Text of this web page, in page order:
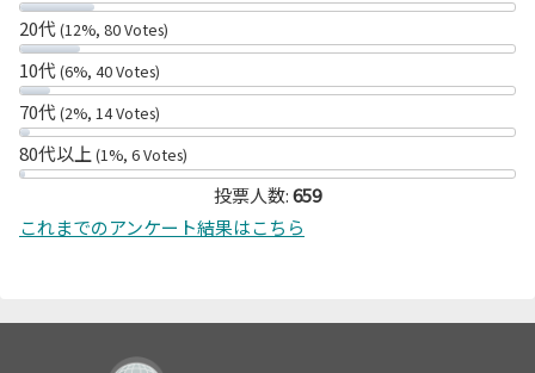
20代(12%, 80 Votes)
10代(6%, 40 Votes)
70代(2%, 14 Votes)
80代以上 (1%, 6 Votes)
投票人数:659
これまでのアンケート結果はこちら